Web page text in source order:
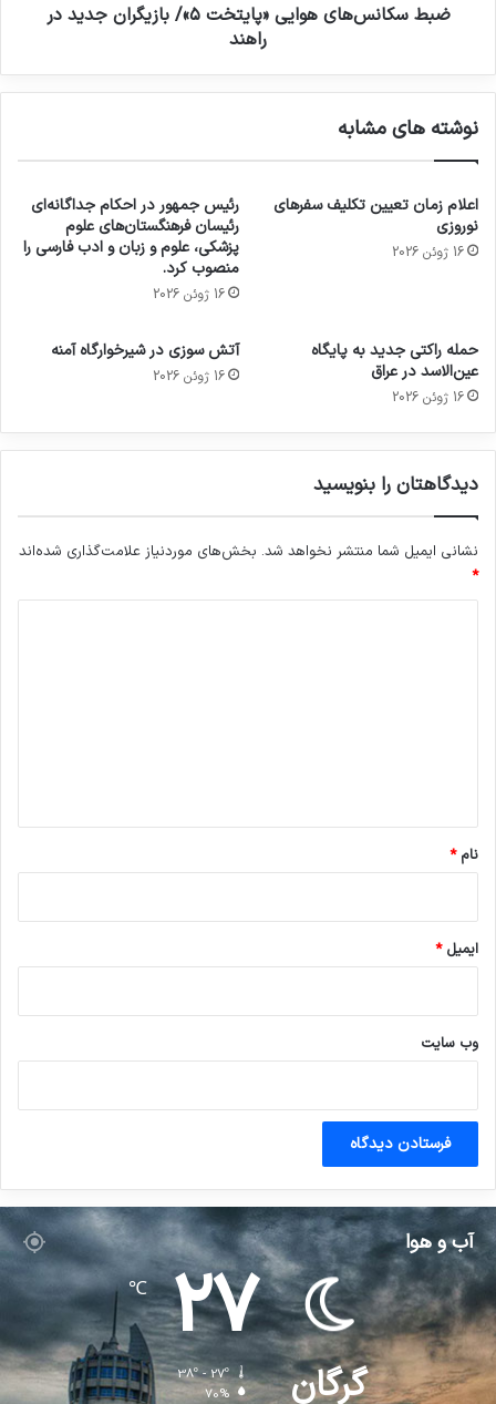
ضبط سكانس‌های هوايی «پايتخت ۵»/ بازیگران جدید در
راهند
نوشته های مشابه
اعلام زمان تعیین تکلیف سفرهای
نوروزی
16 ژوئن 2026
رئیس جمهور در احکام جداگانه‌ای
رئیسان فرهنگستان‌های علوم
پزشکی، علوم و زبان و ادب فارسی را
منصوب کرد.
16 ژوئن 2026
حمله راکتی جدید به پایگاه
عین‌الاسد در عراق
16 ژوئن 2026
آتش سوزی در شیرخوارگاه آمنه
16 ژوئن 2026
دیدگاهتان را بنویسید
نشانی ایمیل شما منتشر نخواهد شد. بخش‌های موردنیاز علامت‌گذاری شده‌اند
*
نام*
ایمیل*
وب‌ سایت
آب و هوا
گرگان
27
℃
38º - 27º
70%